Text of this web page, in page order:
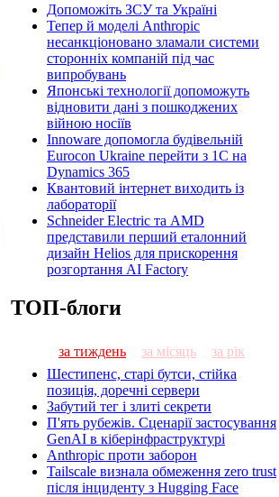
Допоможіть ЗСУ та Україні
Тепер й моделі Anthropic
несанкціоновано зламали системи
сторонніх компаній під час
випробувань
Японські технології допоможуть
відновити дані з пошкоджених
війною носіїв
Innoware допомогла будівельній
Eurocon Ukraine перейти з 1С на
Dynamics 365
Квантовий інтернет виходить із
лабораторії
Schneider Electric та AMD
представили перший еталонний
дизайн Helios для прискорення
розгортання AI Factory
ТОП-блоги
за тиждень за місяць
за рік
Шестипенс, старі бутси, стійка
позиція, доречні сервери
Забутий тег і злиті секрети
П'ять рубежів. Сценарії застосування
GenAI в кіберінфраструктурі
Anthropic проти заборон
Tailscale визнала обмеження zero trust
після інциденту з Hugging Face